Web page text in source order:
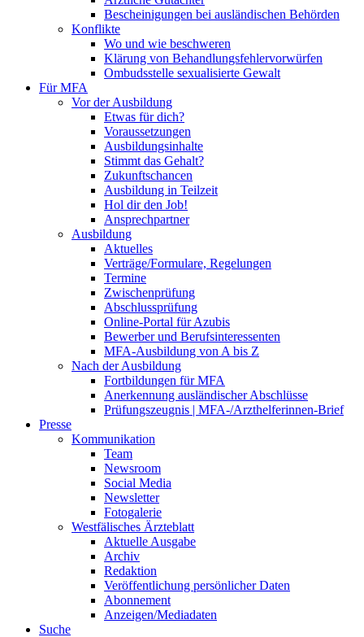
Bescheinigungen bei ausländischen Behörden
Konflikte
Wo und wie beschweren
Klärung von Behandlungsfehlervorwürfen
Ombudsstelle sexualisierte Gewalt
Für MFA
Vor der Ausbildung
Etwas für dich?
Voraussetzungen
Ausbildungsinhalte
Stimmt das Gehalt?
Zukunftschancen
Ausbildung in Teilzeit
Hol dir den Job!
Ansprechpartner
Ausbildung
Aktuelles
Verträge/Formulare, Regelungen
Termine
Zwischenprüfung
Abschlussprüfung
Online-Portal für Azubis
Bewerber und Berufsinteressenten
MFA-Ausbildung von A bis Z
Nach der Ausbildung
Fortbildungen für MFA
Anerkennung ausländischer Abschlüsse
Prüfungszeugnis | MFA-/Arzthelferinnen-Brief
Presse
Kommunikation
Team
Newsroom
Social Media
Newsletter
Fotogalerie
Westfälisches Ärzteblatt
Aktuelle Ausgabe
Archiv
Redaktion
Veröffentlichung persönlicher Daten
Abonnement
Anzeigen/Mediadaten
Suche